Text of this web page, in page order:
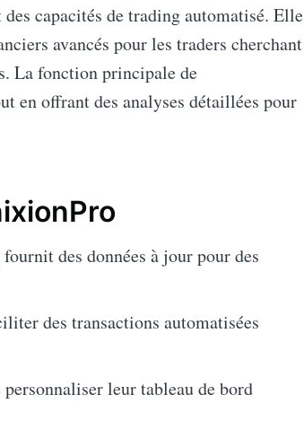
capacités de trading automatisé. Elle
avancés pour les traders cherchant
La fonction principale de
en offrant des analyses détaillées pour
fournit des données à jour pour des
des transactions automatisées
leur tableau de bord